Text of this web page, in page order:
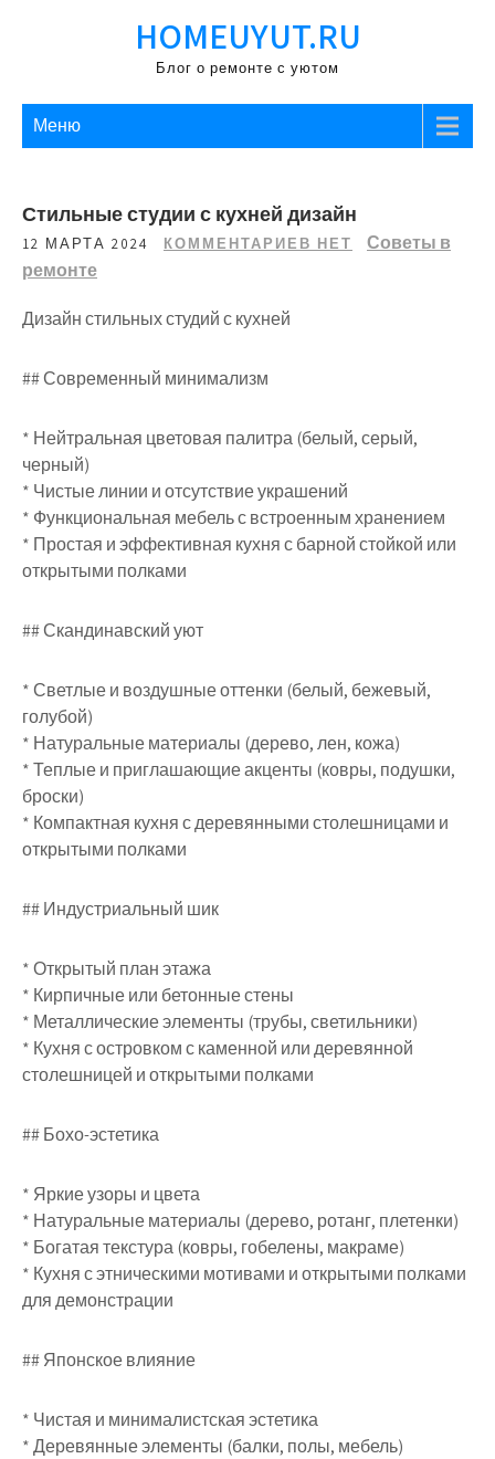
HOMEUYUT.RU
Блог о ремонте с уютом
Меню
Стильные студии с кухней дизайн
12 МАРТА 2024 КОММЕНТАРИЕВ НЕТ
Советы в
ремонте
Дизайн стильных студий с кухней
## Современный минимализм
* Нейтральная цветовая палитра (белый, серый,
черный)
* Чистые линии и отсутствие украшений
* Функциональная мебель с встроенным хранением
* Простая и эффективная кухня с барной стойкой или
открытыми полками
## Скандинавский уют
* Светлые и воздушные оттенки (белый, бежевый,
голубой)
* Натуральные материалы (дерево, лен, кожа)
* Теплые и приглашающие акценты (ковры, подушки,
броски)
* Компактная кухня с деревянными столешницами и
открытыми полками
## Индустриальный шик
* Открытый план этажа
* Кирпичные или бетонные стены
* Металлические элементы (трубы, светильники)
* Кухня с островком с каменной или деревянной
столешницей и открытыми полками
## Бохо-эстетика
* Яркие узоры и цвета
* Натуральные материалы (дерево, ротанг, плетенки)
* Богатая текстура (ковры, гобелены, макраме)
* Кухня с этническими мотивами и открытыми полками
для демонстрации
## Японское влияние
* Чистая и минималистская эстетика
* Деревянные элементы (балки, полы, мебель)